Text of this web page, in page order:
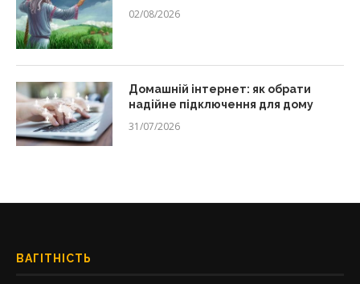
02/08/2026
Домашній інтернет: як обрати
надійне підключення для дому
31/07/2026
ВАГІТНІСТЬ